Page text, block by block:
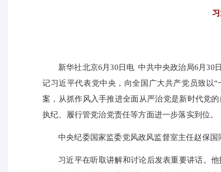
新华社北京6月30日电 中共中央政治局6月30
记习近平代表党中央，向全国广大共产党员致以
案，从抓作风入手推进全面从严治党是新时代党
执纪、履行管党治党责任等方面进一步落实到位。
中央纪委国家监委党风政风监督室主任赵保
习近平在听取讲解和讨论后发表重要讲话。